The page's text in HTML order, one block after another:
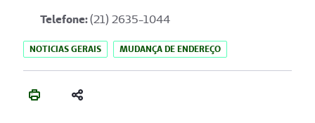
Telefone:(21) 2635-1044
NOTICIAS GERAIS MUDANÇA DE ENDEREÇO